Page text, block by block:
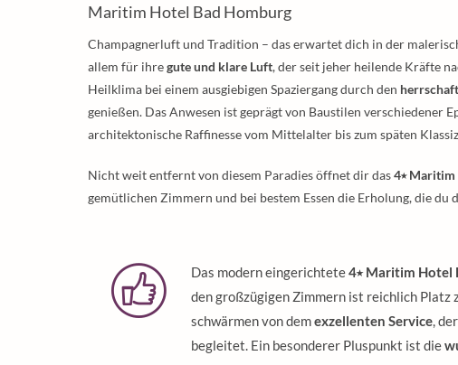
Maritim Hotel Bad Homburg
Champagnerluft und Tradition – das erwartet dich in der
allem für ihregute und klare Luft, der seit jeher heilende Kräfte
Heilklima bei einem ausgiebigen Spaziergang durch den
genießen. Das Anwesen ist geprägt von Baustilen verschiedener
architektonische Raffinesse vom Mittelalter bis zum späten
Nicht weit entfernt von diesem Paradies öffnet dir das4⭑ Maritim
gemütlichen Zimmern und bei bestem Essen die Erholung, die du
Das modern eingerichtete4⭑ Maritim Hotel
den großzügigen Zimmern ist reichlich Platz
schwärmen von demexzellenten Service,
begleitet. Ein besonderer Pluspunkt ist die